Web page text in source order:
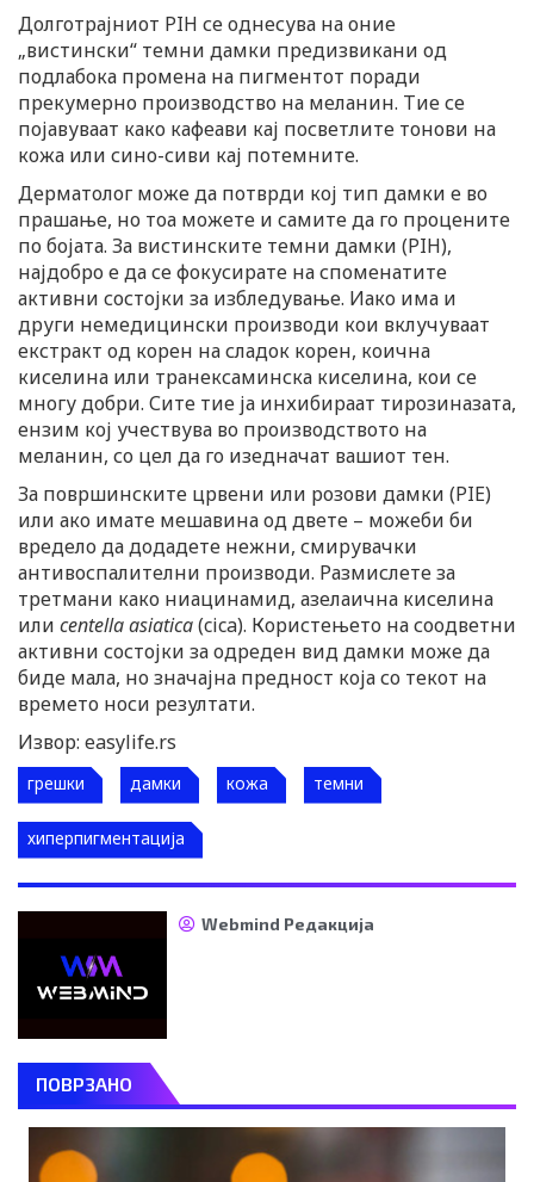
Долготрајниот PIH се однесува на оние
„вистински“ темни дамки предизвикани од
подлабока промена на пигментот поради
прекумерно производство на меланин. Тие се
појавуваат како кафеави кај посветлите тонови на
кожа или сино-сиви кај потемните.
Дерматолог може да потврди кој тип дамки е во
прашање, но тоа можете и самите да го процените
по бојата. За вистинските темни дамки (PIH),
најдобро е да се фокусирате на споменатите
активни состојки за избледување. Иако има и
други немедицински производи кои вклучуваат
екстракт од корен на сладок корен, коична
киселина или транексаминска киселина, кои се
многу добри. Сите тие ја инхибираат тирозиназата,
ензим кој учествува во производството на
меланин, со цел да го изедначат вашиот тен.
За површинските црвени или розови дамки (PIE)
или ако имате мешавина од двете – можеби би
вредело да додадете нежни, смирувачки
антивоспалителни производи. Размислете за
третмани како ниацинамид, азелаична киселина
или centella asiatica(cica). Користењето на соодветни
активни состојки за одреден вид дамки може да
биде мала, но значајна предност која со текот на
времето носи резултати.
Извор: easylife.rs
грешки дамки кожа темни
хиперпигментација
Webmind Редакција
ПОВРЗАНО